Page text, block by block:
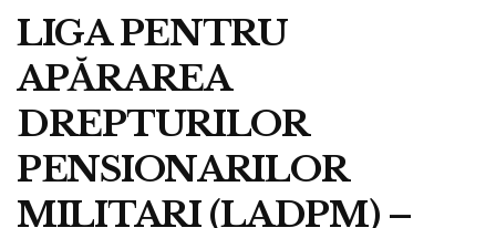
LIGA PENTRU
APĂRAREA
DREPTURILOR
PENSIONARILOR
MILITARI (LADPM) –